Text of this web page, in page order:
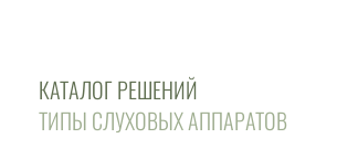
КАТАЛОГ РЕШЕНИЙ
ТИПЫ СЛУХОВЫХ АППАРАТОВ